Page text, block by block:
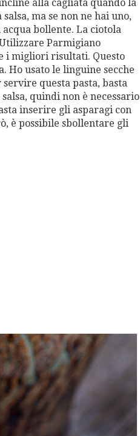
alla cagliata quando la
ma se non ne hai uno,
bollente. La ciotola
Parmigiano
i migliori risultati. Questo
Ho usato le linguine secche
questa pasta, basta
quindi non è necessario
inserire gli asparagi con
è possibile sbollentare gli